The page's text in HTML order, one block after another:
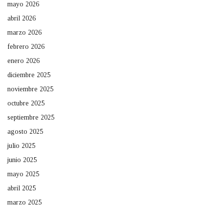
mayo 2026
abril 2026
marzo 2026
febrero 2026
enero 2026
diciembre 2025
noviembre 2025
octubre 2025
septiembre 2025
agosto 2025
julio 2025
junio 2025
mayo 2025
abril 2025
marzo 2025